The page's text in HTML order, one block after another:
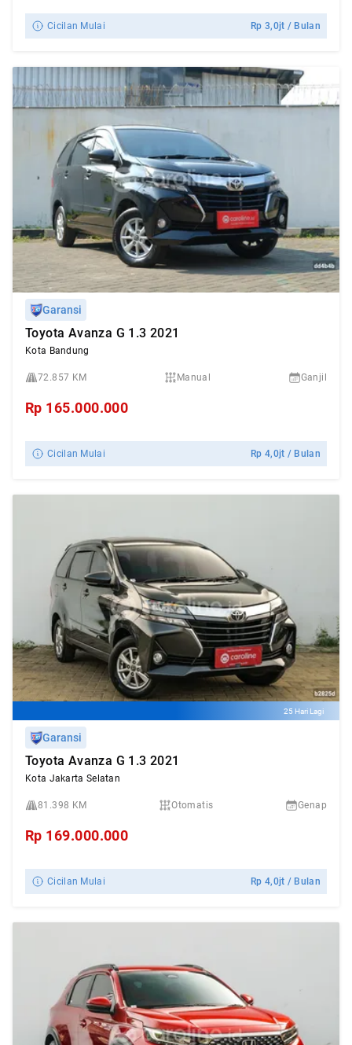
Cicilan Mulai Rp3,0jt / Bulan
Garansi
Toyota Avanza G 1.3 2021
Kota Bandung
72.857 KM Manual Ganjil
Rp 165.000.000
Cicilan Mulai Rp4,0jt / Bulan
25 Hari Lagi
Garansi
Toyota Avanza G 1.3 2021
Kota Jakarta Selatan
81.398 KM Otomatis Genap
Rp 169.000.000
Cicilan Mulai Rp4,0jt / Bulan